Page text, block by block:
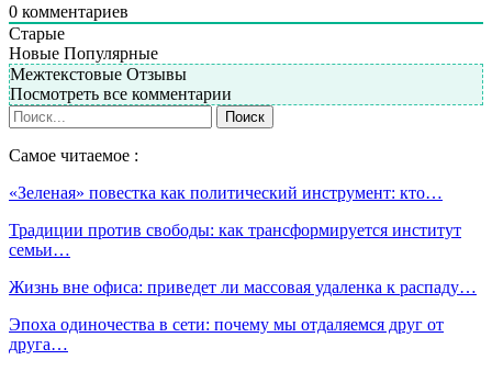
0 комментариев
Старые
Новые Популярные
Межтекстовые Отзывы
Посмотреть все комментарии
Самое читаемое :
«Зеленая» повестка как политический инструмент: кто…
Традиции против свободы: как трансформируется институт
семьи…
Жизнь вне офиса: приведет ли массовая удаленка к распаду…
Эпоха одиночества в сети: почему мы отдаляемся друг от
друга…